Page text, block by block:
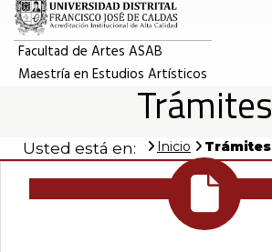
Facultad de Artes ASAB
Maestría en Estudios Artísticos
Trámites
Usted está en: Inicio Trámites